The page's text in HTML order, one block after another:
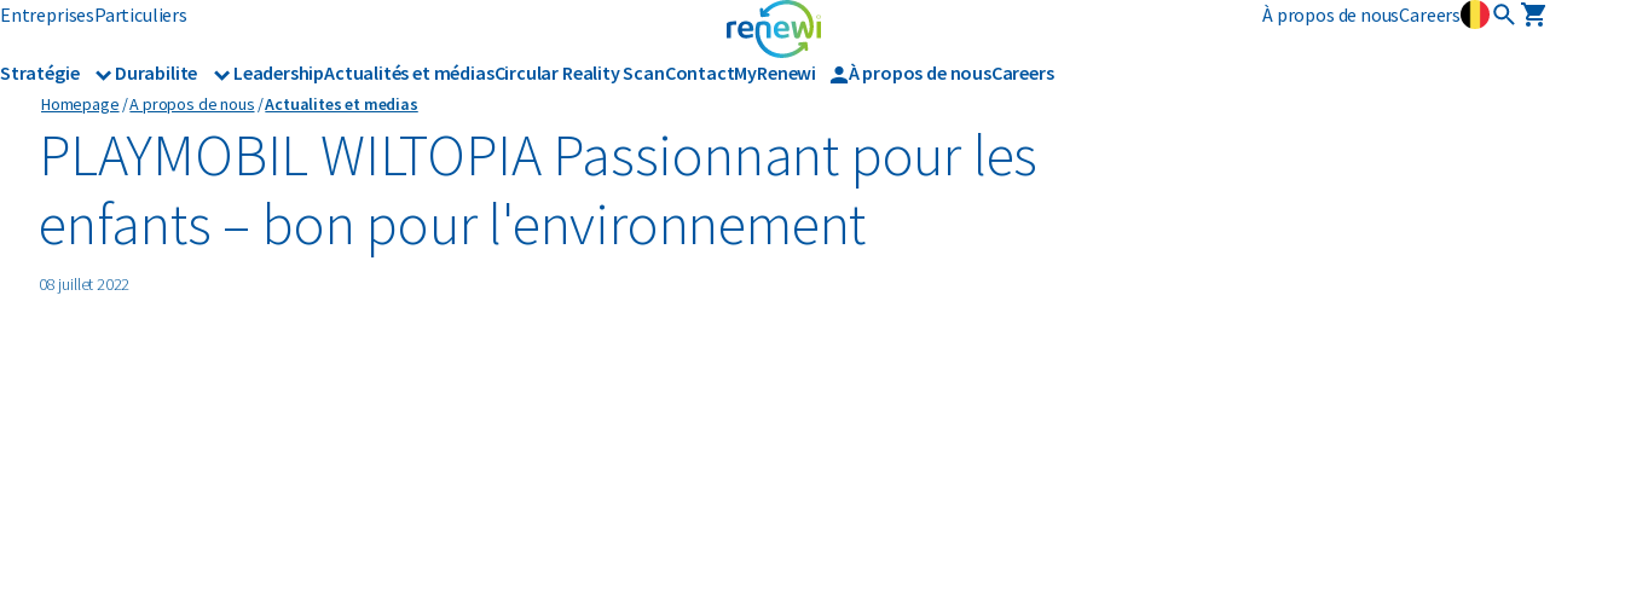
EntreprisesParticuliers À propos de nousCareers
Stratégie
Strategie
Nos divisions
Durabilite
Durabilite
Reconnaissance
LeadershipActualités et médiasCircular Reality ScanContactMyRenewi À propos de nousCareers
Homepage A propos de nous Actualites et medias
PLAYMOBIL WILTOPIA Passionnant pour les
enfants – bon pour l'environnement
08 juillet 2022